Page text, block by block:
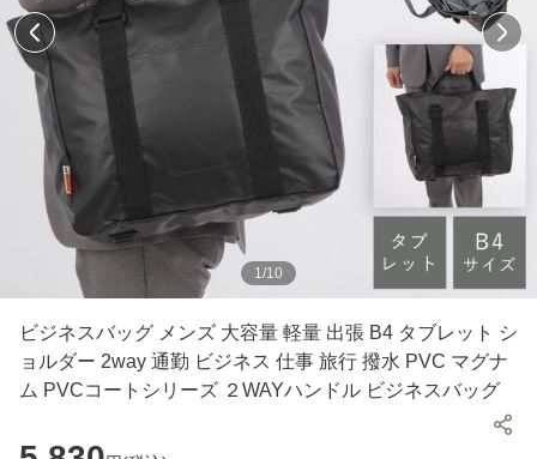
1/10
ビジネスバッグ メンズ 大容量 軽量 出張 B4 タブレット シ
ョルダー 2way 通勤 ビジネス 仕事 旅行 撥水 PVC マグナ
ム PVCコートシリーズ ２WAYハンドル ビジネスバッグ